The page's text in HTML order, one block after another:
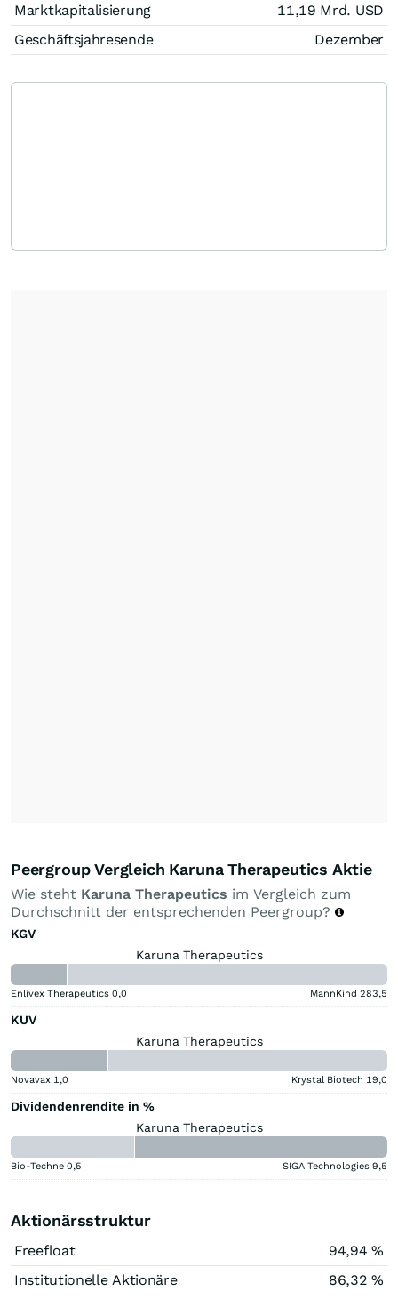
Marktkapitalisierung
11,19 Mrd. USD
Geschäftsjahresende
Dezember
Peergroup Vergleich Karuna Therapeutics Aktie
Wie steht Karuna Therapeutics im Vergleich zum
Durchschnitt der entsprechenden Peergroup?
KGV
Karuna Therapeutics
Enlivex Therapeutics 0,0 MannKind 283,5
KUV
Karuna Therapeutics
Novavax 1,0 Krystal Biotech 19,0
Dividendenrendite in %
Karuna Therapeutics
Bio-Techne 0,5 SIGA Technologies 9,5
Aktionärsstruktur
Freefloat
94,94 %
Institutionelle Aktionäre
86,32 %